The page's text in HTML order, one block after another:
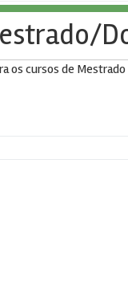
os cursos de